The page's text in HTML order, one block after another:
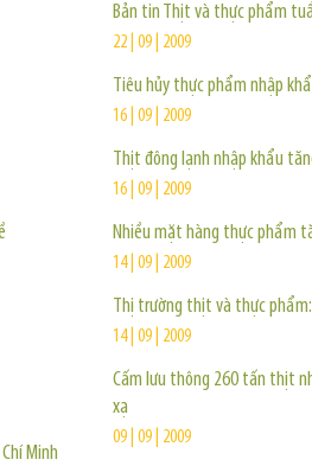
Minh
Bản tin Thịt và thực phẩm
22 | 09 | 2009
Tiêu hủy thực phẩm nhập
16 | 09 | 2009
Thịt đông lạnh nhập khẩu
16 | 09 | 2009
Nhiều mặt hàng thực phẩm
14 | 09 | 2009
Thị trường thịt và thực
14 | 09 | 2009
Cấm lưu thông 260 tấn thịt
xạ
09 | 09 | 2009